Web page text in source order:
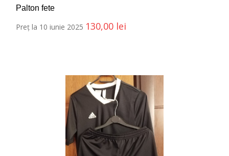
Palton fete
Preț la 10 iunie 2025 130,00 lei